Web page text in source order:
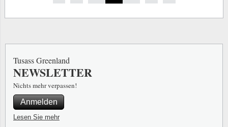
Tusass Greenland
NEWSLETTER
Nichts mehr verpassen!
Anmelden
Lesen Sie mehr